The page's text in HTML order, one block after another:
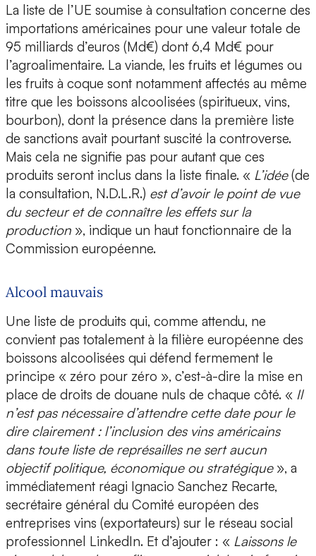
La liste de l’UE soumise à consultation concerne des
importations américaines pour une valeur totale de
95 milliards d’euros (Md€) dont 6,4 Md€ pour
l’agroalimentaire. La viande, les fruits et légumes ou
les fruits à coque sont notamment affectés au même
titre que les boissons alcoolisées (spiritueux, vins,
bourbon), dont la présence dans la première liste
de sanctions avait pourtant suscité la controverse.
Mais cela ne signifie pas pour autant que ces
produits seront inclus dans la liste finale. « L’idée(de
la consultation, N.D.L.R.) est d’avoir le point de vue
du secteur et de connaître les effets sur la
production », indique un haut fonctionnaire de la
Commission européenne.
Alcool mauvais
Une liste de produits qui, comme attendu, ne
convient pas totalement à la filière européenne des
boissons alcoolisées qui défend fermement le
principe « zéro pour zéro », c’est-à-dire la mise en
place de droits de douane nuls de chaque côté. « Il
n’est pas nécessaire d’attendre cette date pour le
dire clairement : l’inclusion des vins américains
dans toute liste de représailles ne sert aucun
objectif politique, économique ou stratégique», a
immédiatement réagi Ignacio Sanchez Recarte,
secrétaire général du Comité européen des
entreprises vins (exportateurs) sur le réseau social
professionnel LinkedIn. Et d’ajouter : « Laissons le